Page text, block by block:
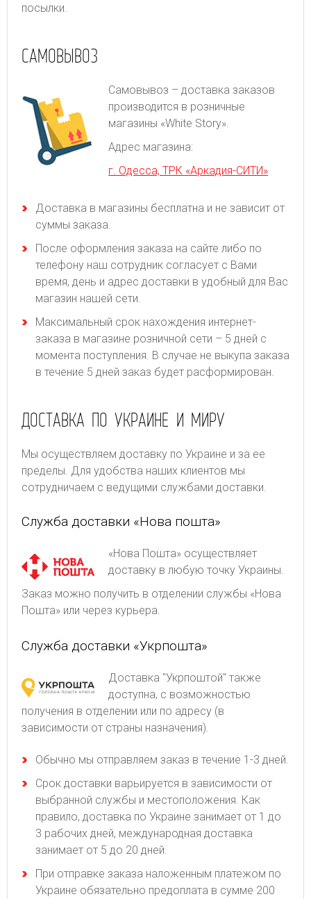
посылки.
САМОВЫВОЗ
Самовывоз – доставка заказов
производится в розничные
магазины «White Story».
Адрес магазина:
г. Одесса, ТРК «Аркадия-СИТИ»
Доставка в магазины бесплатна и не зависит от
суммы заказа.
После оформления заказа на сайте либо по
телефону наш сотрудник согласует с Вами
время, день и адрес доставки в удобный для Вас
магазин нашей сети.
Максимальный срок нахождения интернет-
заказа в магазине розничной сети – 5 дней с
момента поступления. В случае не выкупа заказа
в течение 5 дней заказ будет расформирован.
ДОСТАВКА ПО УКРАИНЕ И МИРУ
Мы осуществляем доставку по Украине и за ее
пределы. Для удобства наших клиентов мы
сотрудничаем с ведущими службами доставки.
Служба доставки «Нова пошта»
«Нова Пошта» осуществляет
доставку в любую точку Украины.
Заказ можно получить в отделении службы «Нова
Пошта» или через курьера.
Служба доставки «Укрпошта»
Доставка "Укрпоштой" также
доступна, с возможностью
получения в отделении или по адресу (в
зависимости от страны назначения).
Обычно мы отправляем заказ в течение 1-3 дней.
Срок доставки варьируется в зависимости от
выбранной службы и местоположения. Как
правило, доставка по Украине занимает от 1 до
3 рабочих дней, международная доставка
занимает от 5 до 20 дней.
При отправке заказа наложенным платежом по
Украине обязательно предоплата в сумме 200